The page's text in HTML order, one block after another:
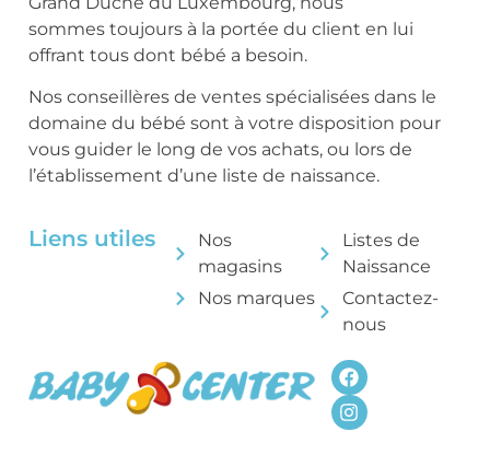
sommes toujours à la portée du client en lui
offrant tous dont bébé a besoin.
Nos conseillères de ventes spécialisées dans le
domaine du bébé sont à votre disposition pour
vous guider le long de vos achats, ou lors de
l’établissement d’une liste de naissance.
Liens utiles
Nos
magasins
Nos marques
Listes de
Naissance
Contactez-
nous